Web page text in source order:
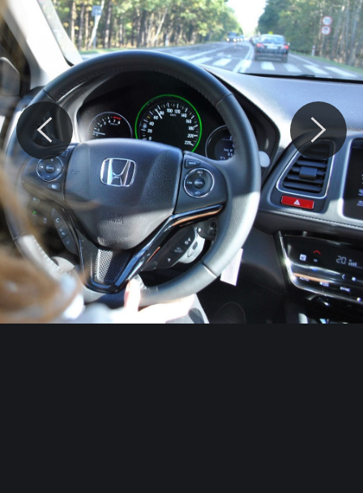
Polityka prywatności
Reklama
Kontakt
© Motocaina.pl All rights reserved.